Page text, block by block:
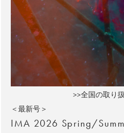
>>全国の取り
＜最新号＞
IMA 2026 Spring/